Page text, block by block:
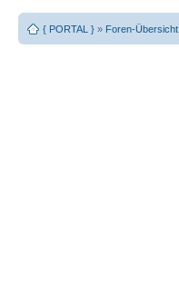
{ PORTAL } » Foren-Übersicht